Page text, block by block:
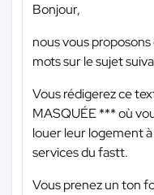
Bonjour,
nous vous
mots sur le sujet
Vous rédigerez ce
MASQUÉE ***où
louer leur logement
services du fastt.
Vous prenez un ton